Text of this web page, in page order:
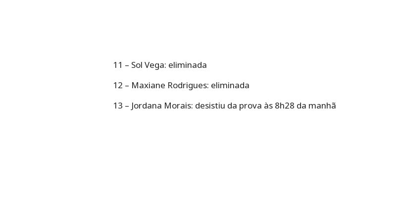
11 – Sol Vega: eliminada
12 – Maxiane Rodrigues: eliminada
13 – Jordana Morais: desistiu da prova às 8h28 da manhã